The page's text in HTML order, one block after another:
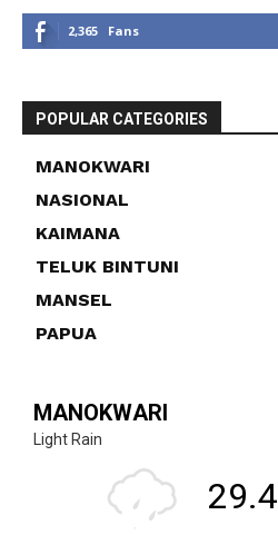
2,365 Fans
POPULAR CATEGORIES
MANOKWARI
NASIONAL
KAIMANA
TELUK BINTUNI
MANSEL
PAPUA
MANOKWARI
Light Rain
29.4